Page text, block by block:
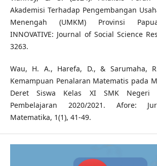
Akademisi Terhadap Pengembangan
Menengah (UMKM) Provinsi
INNOVATIVE: Journal of Social Science
3263.
Wau, H. A., Harefa, D., & Sarumaha,
Kemampuan Penalaran Matematis pada
Deret Siswa Kelas XI SMK Negeri
Pembelajaran 2020/2021. Afore:
Matematika, 1(1), 41-49.